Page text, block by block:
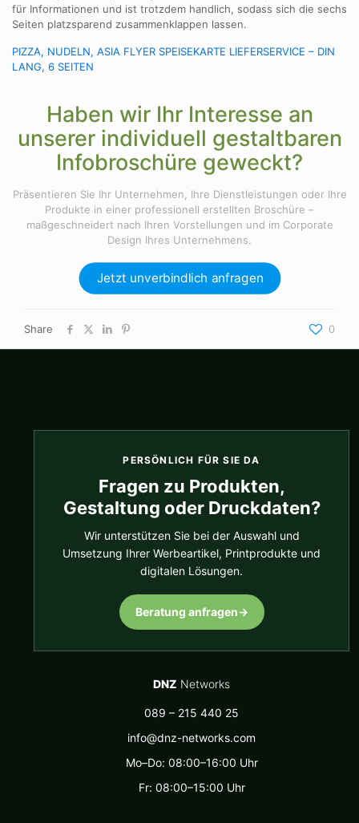
für Informationen und ist trotzdem handlich, sodass sich die sechs
Seiten platzsparend zusammenklappen lassen.
PIZZA, NUDELN, ASIA FLYER SPEISEKARTE LIEFERSERVICE – DIN
LANG, 6 SEITEN
Haben wir Ihr Interesse an
unserer individuell gestaltbaren
Infobroschüre geweckt?
Präsentieren Sie Ihr Unternehmen, Ihre Dienstleistungen oder Ihre
Produkte in einer professionell erstellten Broschüre –
maßgeschneidert nach Ihren Vorstellungen und im Corporate
Design Ihres Unternehmens.
Jetzt unverbindlich anfragen
Share 0
PERSÖNLICH FÜR SIE DA
Fragen zu Produkten,
Gestaltung oder Druckdaten?
Wir unterstützen Sie bei der Auswahl und
Umsetzung Ihrer Werbeartikel, Printprodukte und
digitalen Lösungen.
Beratung anfragen→
DNZ Networks
089 – 215 440 25
info@dnz-networks.com
Mo–Do: 08:00–16:00 Uhr
Fr: 08:00–15:00 Uhr